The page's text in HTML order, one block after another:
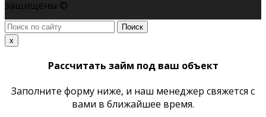
защищены ©
Поиск
по
x
Рассчитать займ под ваш объект
Заполните форму ниже, и наш менеджер свяжется с
вами в ближайшее время.